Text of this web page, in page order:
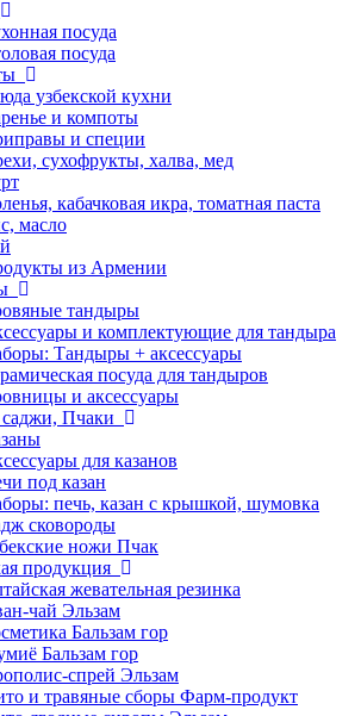
посуда
посуда
узбекской кухни
и компоты
и специи
сухофрукты, халва, мед
кабачковая икра, томатная паста
масло
из Армении
тандыры
и комплектующие для тандыра
Тандыры + аксессуары
посуда для тандыров
и аксессуары
Пчаки
для казанов
под казан
печь, казан с крышкой, шумовка
сковороды
ножи Пчак
продукция
жевательная резинка
чай Эльзам
Бальзам гор
Бальзам гор
спрей Эльзам
и травяные сборы Фарм-продукт